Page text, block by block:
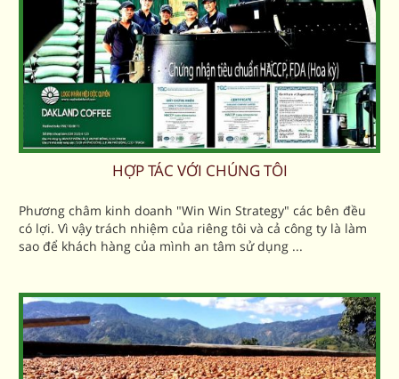
HỢP TÁC VỚI CHÚNG TÔI
Phương châm kinh doanh "Win Win Strategy" các bên đều
có lợi. Vì vậy trách nhiệm của riêng tôi và cả công ty là làm
sao để khách hàng của mình an tâm sử dụng ...